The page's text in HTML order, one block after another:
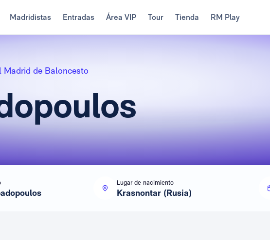
Madridistas Entradas Área VIP Tour Tienda RM Play
Madrid de Baloncesto
Lugar de nacimiento
Krasnontar (Rusia)